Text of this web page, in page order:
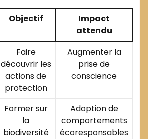
Objectif
Impact
attendu
Faire
découvrir les
actions de
protection
Augmenter la
prise de
conscience
Former sur
la
biodiversité
Adoption de
comportements
écoresponsables